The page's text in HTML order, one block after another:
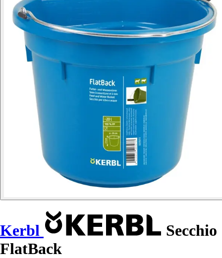
Kerbl
Secchio
FlatBack